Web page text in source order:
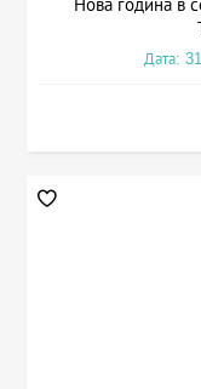
Нова година в
Дата: